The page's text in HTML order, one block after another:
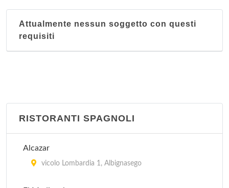
Attualmente nessun soggetto con questi
requisiti
RISTORANTI SPAGNOLI
Alcazar
vicolo Lombardia 1, Albignasego